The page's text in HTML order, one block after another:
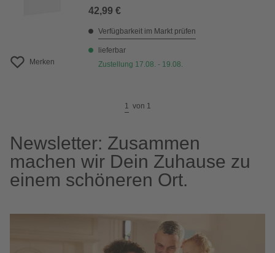
Merken
42,99 €
Verfügbarkeit im Markt prüfen
lieferbar
Zustellung 17.08. - 19.08.
1 von 1
Newsletter: Zusammen
machen wir Dein Zuhause zu
einem schöneren Ort.